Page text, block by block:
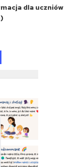
dla uczniów